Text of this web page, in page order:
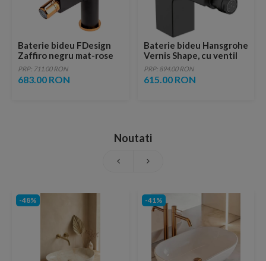
Baterie bideu FDesign
Zaffiro negru mat-rose
gold lucios
monocomanda
PRP: 711.00 RON
683.00 RON
Baterie bideu Hansgrohe
Vernis Shape, cu ventil
pop-up, negru mat
PRP: 894.00 RON
615.00 RON
Noutati
-48% -41%